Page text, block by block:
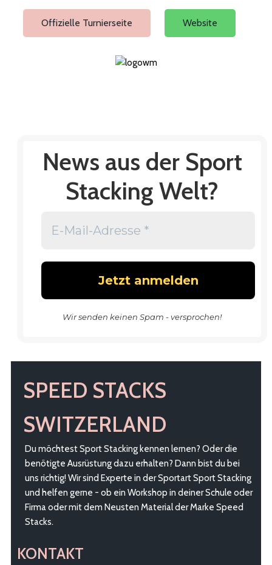
Offizielle Turnierseite Website
News aus der Sport
Stacking Welt?
Wir senden keinen Spam - versprochen!
SPEED STACKS
SWITZERLAND
Du möchtest Sport Stacking kennen lernen? Oder die
benötigte Ausrüstung dazu erhalten? Dann bist du bei
uns richtig! Wir sind Experte in der Sportart Sport Stacking
und helfen gerne - ob ein Workshop in deiner Schule oder
Firma oder mit dem Neusten Material der Marke Speed
Stacks.
KONTAKT